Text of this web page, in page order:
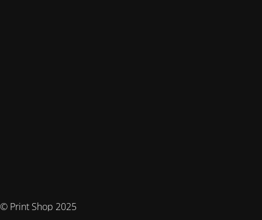
© Print Shop 2025